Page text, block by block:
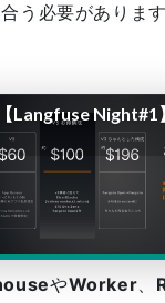
う必要があります
やWorker、